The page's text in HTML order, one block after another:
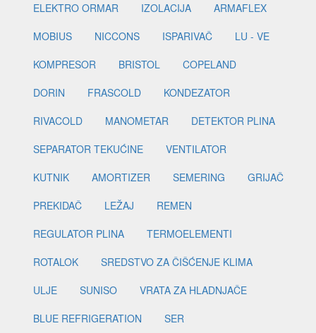
ELEKTRO ORMAR
IZOLACIJA
ARMAFLEX
MOBIUS
NICCONS ISPARIVAČ
LU - VE
KOMPRESOR
BRISTOL
COPELAND
DORIN
FRASCOLD
KONDEZATOR
RIVACOLD
MANOMETAR
DETEKTOR PLINA
SEPARATOR TEKUĆINE
VENTILATOR
KUTNIK
AMORTIZER SEMERING
GRIJAČ
PREKIDAČ
LEŽAJ
REMEN
REGULATOR PLINA
TERMOELEMENTI
ROTALOK
SREDSTVO ZA ČIŠĆENJE KLIMA
ULJE
SUNISO
VRATA ZA HLADNJAČE
BLUE REFRIGERATION
SER